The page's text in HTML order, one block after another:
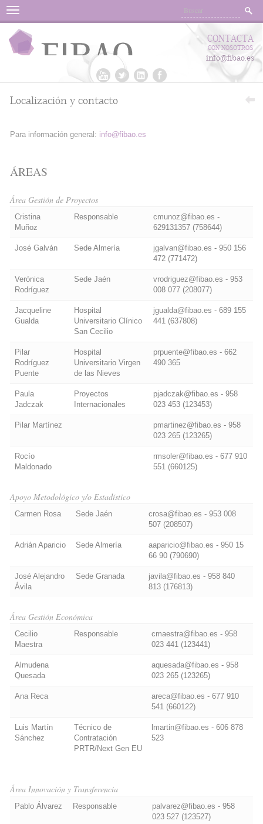
Menu
CONTACTA
CON NOSOTROS
info@fibao.es
Localización y contacto
Para información general: info@fibao.es
ÁREAS
Área Gestión de Proyectos
Cristina
Muñoz
Responsable
cmunoz@fibao.es -
629131357 (758644)
José Galván Sede Almería
jgalvan@fibao.es - 950 156
472 (771472)
Verónica
Rodríguez
Sede Jaén
vrodriguez@fibao.es - 953
008 077 (208077)
Jacqueline
Gualda
Hospital
Universitario Clínico
San Cecilio
jgualda@fibao.es - 689 155
441 (637808)
Pilar
Rodríguez
Puente
Hospital
Universitario Virgen
de las Nieves
prpuente@fibao.es - 662
490 365
Paula
Jadczak
Proyectos
Internacionales
pjadczak@fibao.es - 958
023 453 (123453)
Pilar Martínez
pmartinez@fibao.es - 958
023 265 (123265)
Rocío
Maldonado
rmsoler@fibao.es - 677 910
551 (660125)
Apoyo Metodológico y/o Estadístico
Carmen Rosa Sede Jaén
crosa@fibao.es - 953 008
507 (208507)
Adrián Aparicio Sede Almería
aaparicio@fibao.es - 950 15
66 90 (790690)
José Alejandro
Ávila
Sede Granada
javila@fibao.es - 958 840
813 (176813)
Área Gestión Económica
Cecilio
Maestra
Responsable
cmaestra@fibao.es - 958
023 441 (123441)
Almudena
Quesada
aquesada@fibao.es - 958
023 265 (123265)
Ana Reca
areca@fibao.es - 677 910
541 (660122)
Luis Martín
Sánchez
Técnico de
Contratación
PRTR/Next Gen EU
lmartin@fibao.es - 606 878
523
Área Innovación y Transferencia
Pablo Álvarez Responsable
palvarez@fibao.es - 958
023 527 (123527)